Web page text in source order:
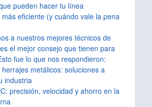
pueden hacer tu línea
eficiente (y cuándo vale la pena
a nuestros mejores técnicos de
el mejor consejo que tienen para
fue lo que nos respondieron:
metálicos: soluciones a
industria
precisión, velocidad y ahorro en la